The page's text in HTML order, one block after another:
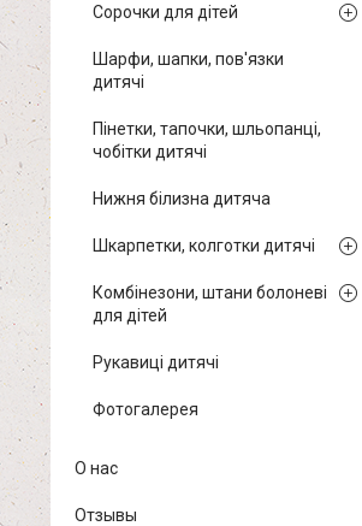
Сорочки для дітей
Шарфи, шапки, пов'язки
дитячі
Пінетки, тапочки, шльопанці,
чобітки дитячі
Нижня білизна дитяча
Шкарпетки, колготки дитячі
Комбінезони, штани болоневі
для дітей
Рукавиці дитячі
Фотогалерея
О нас
Отзывы